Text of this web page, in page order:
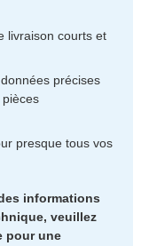
livraison courts et
précises
presque tous vos
informations
veuillez
pour une